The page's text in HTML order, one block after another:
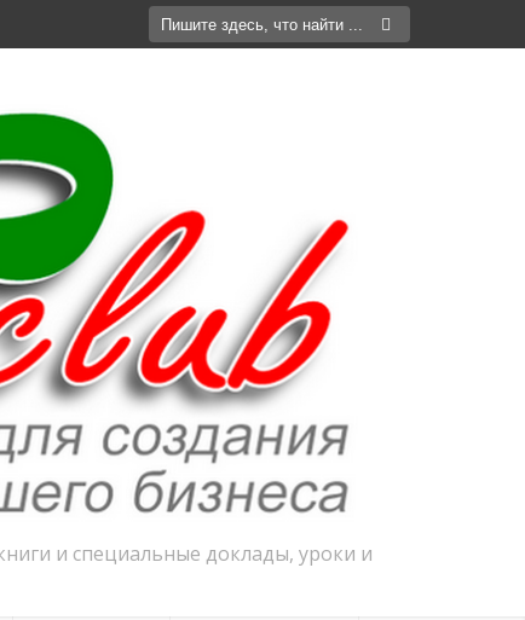
и специальные доклады, уроки и